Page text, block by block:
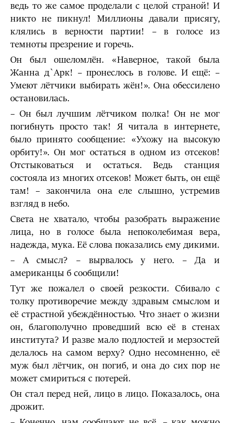
ведь то же самое проделали с целой страной! И
никто не пикнул! Миллионы давали присягу,
клялись в верности партии! – в голосе из
темноты презрение и горечь.
Он был ошеломлён. «Наверное, такой была
Жанна д`Арк! – пронеслось в голове. И ещё: –
Умеют лётчики выбирать жён!». Она обессилено
остановилась.
– Он был лучшим лётчиком полка! Он не мог
погибнуть просто так! Я читала в интернете,
было принято сообщение: «Ухожу на высокую
орбиту!». Он мог остаться в одном из отсеков!
Отстыковаться и остаться. Ведь станция
состояла из многих отсеков! Может быть, он ещё
там! – закончила она еле слышно, устремив
взгляд в небо.
Света не хватало, чтобы разобрать выражение
лица, но в голосе была непоколебимая вера,
надежда, мука. Её слова показались ему дикими.
– А смысл? – вырвалось у него. – Да и
американцы б сообщили!
Тут же пожалел о своей резкости. Сбивало с
толку противоречие между здравым смыслом и
её страстной убеждённостью. Что знает о жизни
он, благополучно проведший всю её в стенах
института? И разве мало подлостей и мерзостей
делалось на самом верху? Одно несомненно, её
муж был лётчик, он погиб, и она до сих пор не
может смириться с потерей.
Он стал перед ней, лицо в лицо. Показалось, она
дрожит.